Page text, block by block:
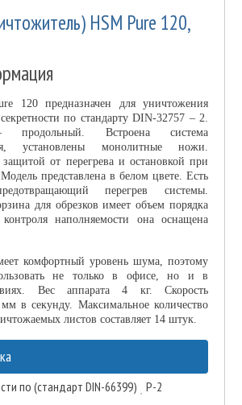
HSM Pure 120,
120 предназначен для уничтожения
по стандарту DIN-32757 – 2.
Встроена система
установлены монолитные ножи.
от перегрева и остановкой при
представлена в белом цвете. Есть
перегрев системы.
для обрезков имеет объем порядка
наполняемости она оснащена
комфортный уровень шума, поэтому
не только в офисе, но и в
Вес аппарата 4 кг. Скорость
в секунду. Максимальное количество
листов составляет 14 штук.
по (стандарт DIN-66399) P-2